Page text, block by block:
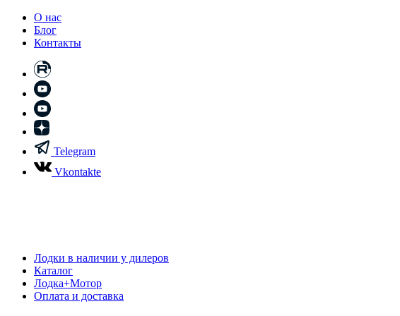
О нас
Блог
Контакты
Telegram
Vkontakte
Лодки в наличии у дилеров
Каталог
Лодка+Мотор
Оплата и доставка